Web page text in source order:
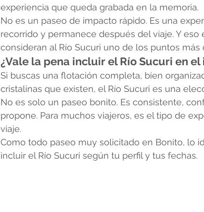
experiencia que queda grabada en la memoria.
No es un paseo de impacto rápido. Es una
recorrido y permanece después del viaje. Y
consideran al Río Sucuri uno de los puntos
¿Vale la pena incluir el Río Sucuri en
Si buscas una flotación completa, bien
cristalinas que existen, el Río Sucuri es una
No es solo un paseo bonito. Es consistente,
propone. Para muchos viajeros, es el tipo de
viaje.
Como todo paseo muy solicitado en Bonito, lo
incluir el Río Sucuri según tu perfil y tus fechas.